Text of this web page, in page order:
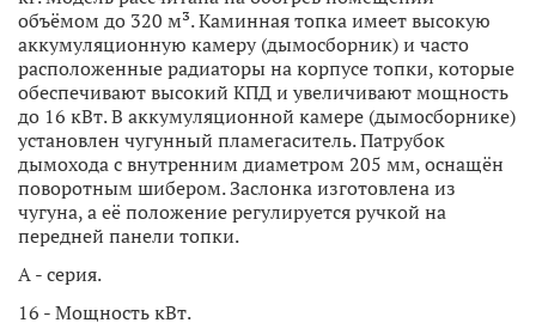
объёмом до 320 м³. Каминная топка имеет высокую
аккумуляционную камеру (дымосборник) и часто
расположенные радиаторы на корпусе топки, которые
обеспечивают высокий КПД и увеличивают мощность
до 16 кВт. В аккумуляционной камере (дымосборнике)
установлен чугунный пламегаситель. Патрубок
дымохода с внутренним диаметром 205 мм, оснащён
поворотным шибером. Заслонка изготовлена из
чугуна, а её положение регулируется ручкой на
передней панели топки.
A - серия.
16 - Мощность кВт.